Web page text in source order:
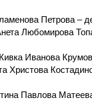
Петрова –
Любомирова
Иванова
Христова
Павлова